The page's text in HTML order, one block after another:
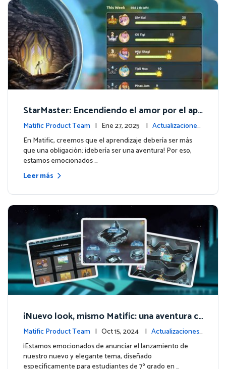
StarMaster: Encendiendo el amor por el apr
endizaje a través de la competencia amistos
a
Matific Product Team | Ene 27, 2025 | Actualizaciones
de la plataforma
En Matific, creemos que el aprendizaje debería ser más
que una obligación: ¡debería ser una aventura! Por eso,
estamos emocionados …
Leer más
¡Nuevo look, mismo Matific: una aventura c
ósmica de aprendizaje te espera! 🚀🌌
Matific Product Team | Oct 15, 2024 | Actualizaciones
de la plataforma
¡Estamos emocionados de anunciar el lanzamiento de
nuestro nuevo y elegante tema, diseñado